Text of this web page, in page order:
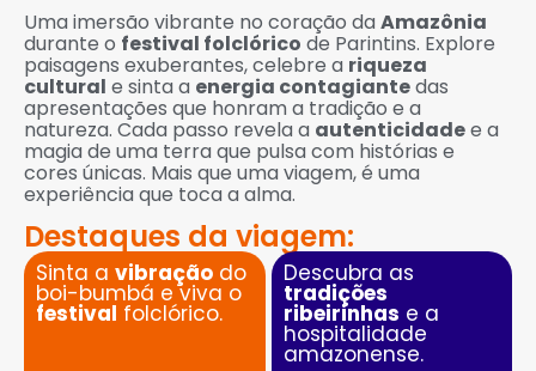
Uma imersão vibrante no coração da Amazônia
durante o festival folclórico de Parintins. Explore
paisagens exuberantes, celebre a riqueza
cultural e sinta a energia contagiantedas
apresentações que honram a tradição e a
natureza. Cada passo revela a autenticidadee a
magia de uma terra que pulsa com histórias e
cores únicas. Mais que uma viagem, é uma
experiência que toca a alma.
Destaques da viagem:
Sinta a vibração do
boi-bumbá e viva o
festival folclórico.
Descubra as
tradições
ribeirinhas e a
hospitalidade
amazonense.